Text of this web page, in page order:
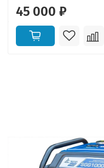
45 000 ₽